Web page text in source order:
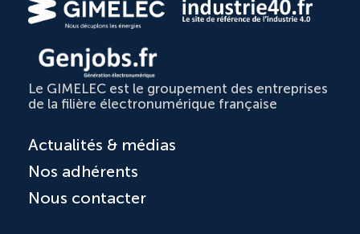
Le GIMELEC est le groupement des entreprises
de la filière électronumérique française
Actualités & médias
Nos adhérents
Nous contacter